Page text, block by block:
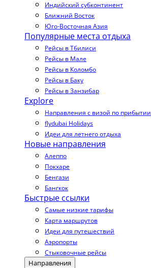
Индийский субконтинент
Ближний Восток
Юго-Восточная Азия
Популярные места отдыха
Рейсы в Тбилиси
Рейсы в Мале
Рейсы в Коломбо
Рейсы в Баку
Рейсы в Занзибар
Explore
Направления с визой по прибытии
flydubai Holidays
Идеи для летнего отдыха
Новые направления
Алеппо
Покхаре
Бенгази
Бангкок
Быстрые ссылки
Самые низкие тарифы
Карта маршрутов
Идеи для путешествий
Аэропорты
Стыковочные рейсы
Направления